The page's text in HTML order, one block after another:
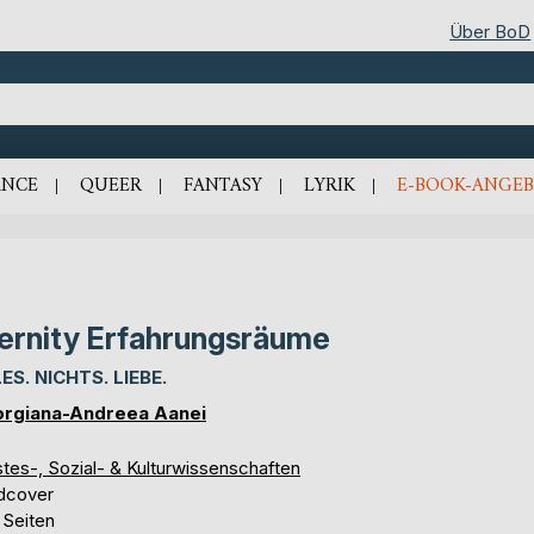
Über BoD
QUEER FANTASY LYRIK E-BOOK-
Erfahrungsräume
NICHTS. LIEBE.
Andreea Aanei
, Sozial- & Kulturwissenschaften